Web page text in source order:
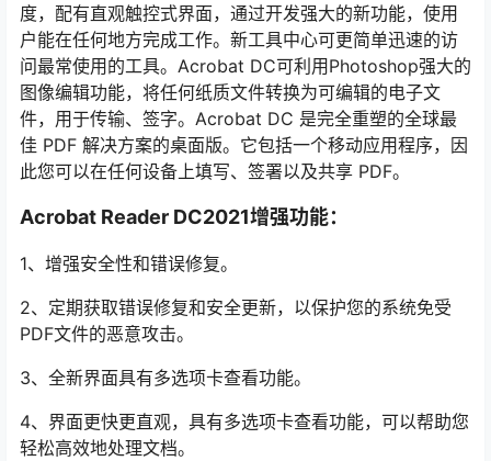
度，配有直观触控式界面，通过开发强大的新功能，使用
户能在任何地方完成工作。新工具中心可更简单迅速的访
问最常使用的工具。Acrobat DC可利用Photoshop强大的
图像编辑功能，将任何纸质文件转换为可编辑的电子文
件，用于传输、签字。Acrobat DC 是完全重塑的全球最
佳 PDF 解决方案的桌面版。它包括一个移动应用程序，因
此您可以在任何设备上填写、签署以及共享 PDF。󠅅󠅃󠄵󠅂󠄪󠇖󠆨󠆨󠇕󠆞󠆒󠅬󠇘󠆭󠆘󠇙󠆝󠅵󠇗󠆭󠆁󠄐󠇗󠅹󠅸󠇖󠆍󠅳󠇖󠅹󠅰󠇖󠆌󠅹
Acrobat Reader DC2021增强功能：
1、增强安全性和错误修复。
2、定期获取错误修复和安全更新，以保护您的系统免受
PDF文件的恶意攻击。
3、全新界面具有多选项卡查看功能。
4、界面更快更直观，具有多选项卡查看功能，可以帮助您
轻松高效地处理文档。